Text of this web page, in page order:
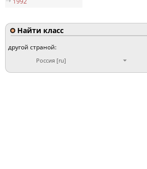
Найти класс
другой страной:
Россия [ru]